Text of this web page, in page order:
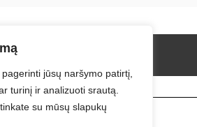
jūsų naršymo patirtį,
turinį ir analizuoti srautą.
su mūsų slapukų